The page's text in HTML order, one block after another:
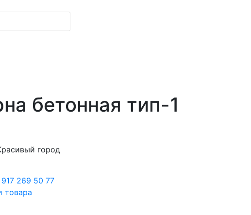
бетонная тип-1
город
269 50 77
товара